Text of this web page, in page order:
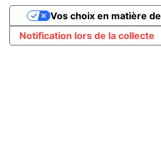
Notification lors de la collecte
Vos choix en matière